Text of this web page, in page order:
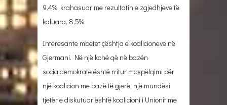
9,4%, krahasuar me rezultatin e zgjedhjeve të
kaluara, 8,5%.
Interesante mbetet çështja e koalicioneve në
Gjermani. Në një kohë që në bazën
socialdemokrate është rritur mospëlqimi për
një koalicion me bazë të gjerë, një mundësi
tjetër e diskutuar është koalicioni i Unionit me